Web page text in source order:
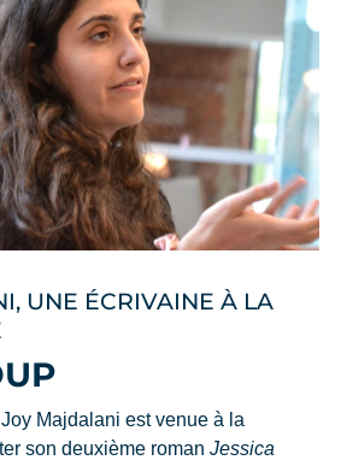
UNE ÉCRIVAINE À LA
Majdalani est venue à la
son deuxième roman Jessica